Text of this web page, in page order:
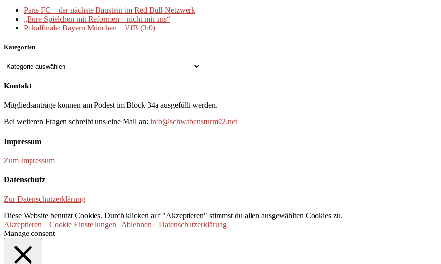
Paris FC – der nächste Baustein im Red Bull-Netzwerk
„Eure Spielchen mit Reformen – nicht mit uns“
Pokalfinale: Bayern München – VfB (3:0)
Kategorien
Kategorien
Kontakt
Mitgliedsanträge können am Podest im Block 34a ausgefüllt werden.
Bei weiteren Fragen schreibt uns eine Mail an: info@schwabensturm02.net
Impressum
Zum Impressum
Datenschutz
Zur Datenschutzerklärung
Diese Website benutzt Cookies. Durch klicken auf "Akzeptieren" stimmst du allen ausgewählten Cookies zu.
Akzeptieren
Cookie Einstellungen Ablehnen
Datenschutzerklärung
Manage consent